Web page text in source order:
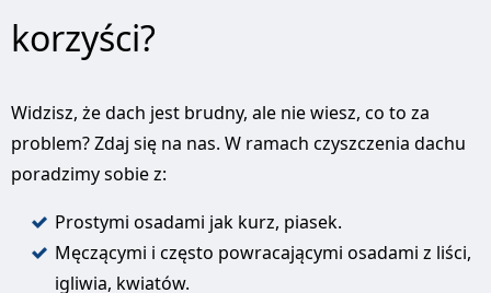
korzyści?
Widzisz, że dach jest brudny, ale nie wiesz, co to za
problem? Zdaj się na nas. W ramach czyszczenia dachu
poradzimy sobie z:
Prostymi osadami jak kurz, piasek.
Męczącymi i często powracającymi osadami z liści,
igliwia, kwiatów.